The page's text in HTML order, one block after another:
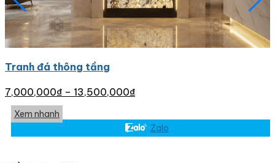
Tranh đá thông tầng
7,000,000₫ – 13,500,000₫
Xem nhanh
Zalo